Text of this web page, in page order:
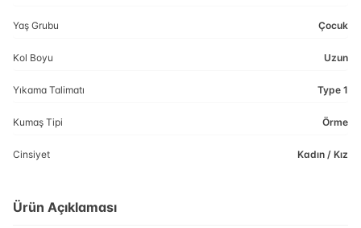
Yaş Grubu Çocuk
Kol Boyu Uzun
Yıkama Talimatı Type 1
Kumaş Tipi Örme
Cinsiyet Kadın / Kız
Ürün Açıklaması